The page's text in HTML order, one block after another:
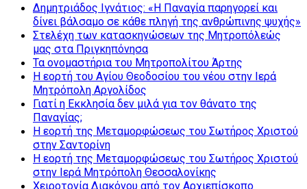
Δημητριάδος Ιγνάτιος: «Η Παναγία παρηγορεί και
δίνει βάλσαμο σε κάθε πληγή της ανθρώπινης ψυχής»
Στελέχη των κατασκηνώσεων της Μητροπόλεώς
μας στα Πριγκηπόνησα
Τα ονομαστήρια του Μητροπολίτου Άρτης
Η εορτή του Αγίου Θεοδοσίου του νέου στην Ιερά
Μητρόπολη Αργολίδος
Γιατί η Εκκλησία δεν μιλά για τον θάνατο της
Παναγίας;
Η εορτή της Μεταμορφώσεως του Σωτήρος Χριστού
στην Σαντορίνη
Η εορτή της Μεταμορφώσεως του Σωτήρος Χριστού
στην Ιερά Μητρόπολη Θεσσαλονίκης
Χειροτονία Διακόνου από τον Αρχιεπίσκοπο